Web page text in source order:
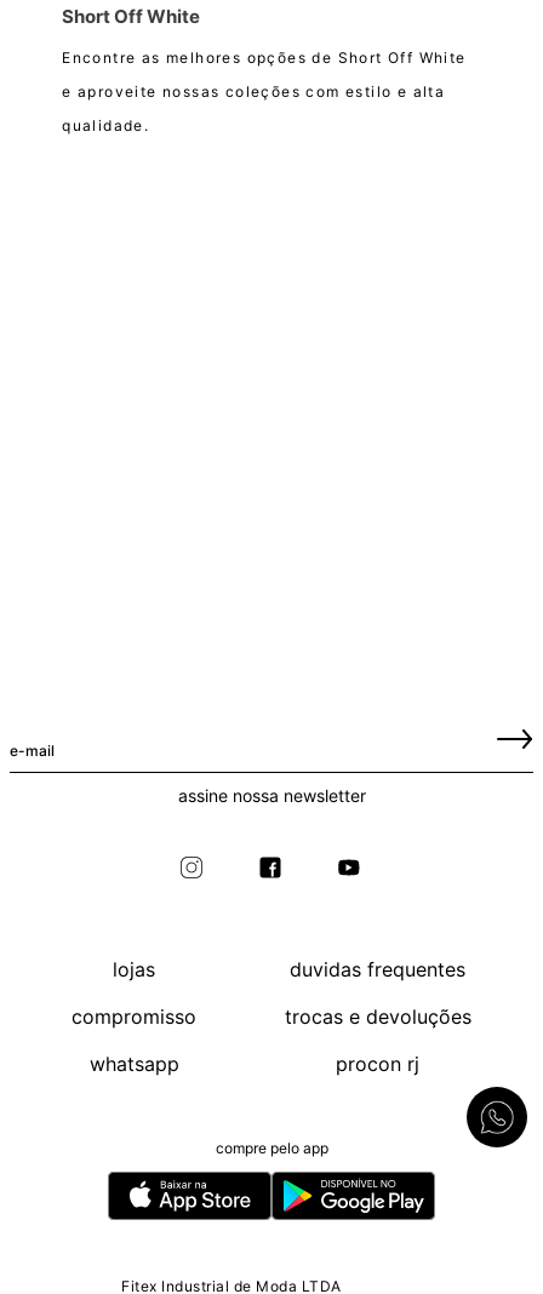
Short Off White
Encontre as melhores opções de Short Off White
e aproveite nossas coleções com estilo e alta
qualidade.
assine nossa newsletter
lojas
compromisso
whatsapp
duvidas frequentes
trocas e devoluções
procon rj
compre pelo app
Fitex Industrial de Moda LTDA